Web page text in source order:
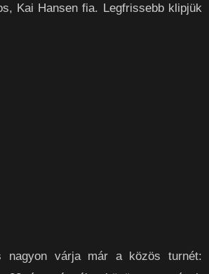
Kai Hansen fia. Legfrissebb klipjük
nagyon várja már a közös turnét: